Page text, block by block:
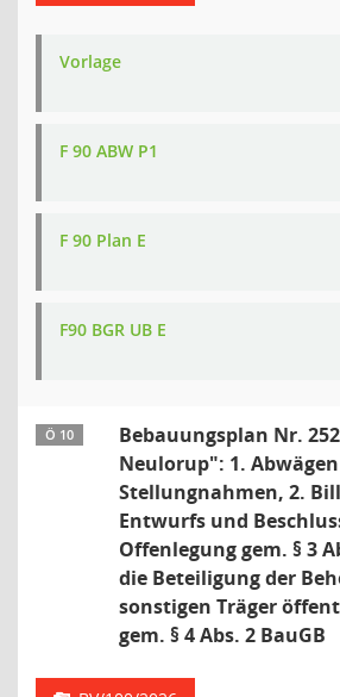
Vorlage
F 90 ABW P1
F 90 Plan E
F90 BGR UB E
Ö 10
Bebauungsplan Nr.
Neulorup": 1.
Stellungnahmen, 2.
Entwurfs und
Offenlegung gem. § 3
die Beteiligung der
sonstigen Träger
gem. § 4 Abs. 2 BauGB